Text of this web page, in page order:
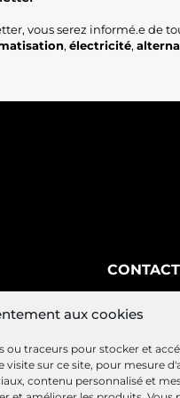
aux cookies
ou traceurs pour stocker et
sur ce site, pour mesure
contenu personnalisé et
vous serez informé.e de
, électricité,
CONTACT
AtelierD
88200
03 29 22 34